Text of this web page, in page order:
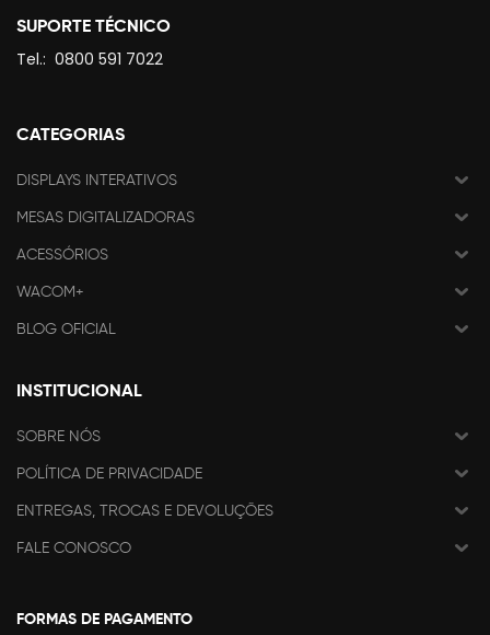
SUPORTE TÉCNICO
Tel.: 0800 591 7022
CATEGORIAS
DISPLAYS INTERATIVOS
MESAS DIGITALIZADORAS
ACESSÓRIOS
WACOM+
BLOG OFICIAL
INSTITUCIONAL
SOBRE NÓS
POLÍTICA DE PRIVACIDADE
ENTREGAS, TROCAS E DEVOLUÇÕES
FALE CONOSCO
FORMAS DE PAGAMENTO